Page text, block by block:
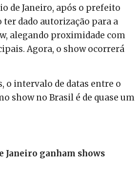
de Janeiro, após o prefeito
ter dado autorização para a
alegando proximidade com
Agora, o show ocorrerá
o intervalo de datas entre o
show no Brasil é de quase um
Janeiro ganham shows